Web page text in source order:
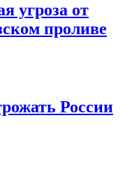
угроза от
проливе
России